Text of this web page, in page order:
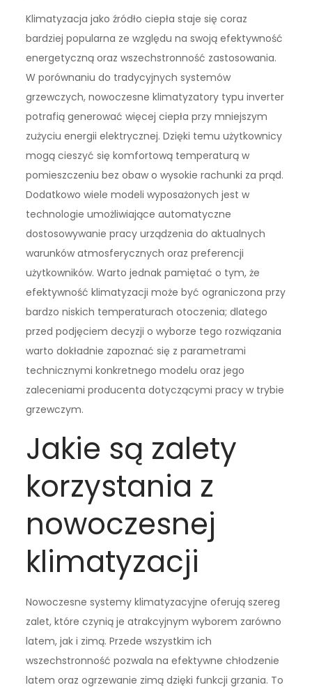
Klimatyzacja jako źródło ciepła staje się coraz
bardziej popularna ze względu na swoją efektywność
energetyczną oraz wszechstronność zastosowania.
W porównaniu do tradycyjnych systemów
grzewczych, nowoczesne klimatyzatory typu inverter
potrafią generować więcej ciepła przy mniejszym
zużyciu energii elektrycznej. Dzięki temu użytkownicy
mogą cieszyć się komfortową temperaturą w
pomieszczeniu bez obaw o wysokie rachunki za prąd.
Dodatkowo wiele modeli wyposażonych jest w
technologie umożliwiające automatyczne
dostosowywanie pracy urządzenia do aktualnych
warunków atmosferycznych oraz preferencji
użytkowników. Warto jednak pamiętać o tym, że
efektywność klimatyzacji może być ograniczona przy
bardzo niskich temperaturach otoczenia; dlatego
przed podjęciem decyzji o wyborze tego rozwiązania
warto dokładnie zapoznać się z parametrami
technicznymi konkretnego modelu oraz jego
zaleceniami producenta dotyczącymi pracy w trybie
grzewczym.
Jakie są zalety
korzystania z
nowoczesnej
klimatyzacji
Nowoczesne systemy klimatyzacyjne oferują szereg
zalet, które czynią je atrakcyjnym wyborem zarówno
latem, jak i zimą. Przede wszystkim ich
wszechstronność pozwala na efektywne chłodzenie
latem oraz ogrzewanie zimą dzięki funkcji grzania. To